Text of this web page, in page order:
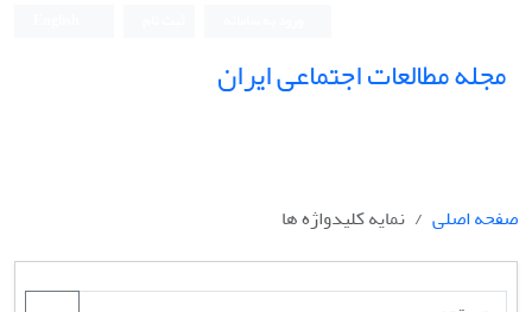
مجله مطالعات اجتماعی ایران
صفحه اصلی نمایه کلیدواژه ها